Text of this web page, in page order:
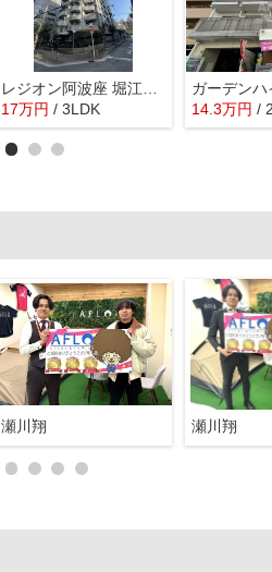
17万円 / 3LDK 14.3万円 /
瀬川翔 瀬川翔